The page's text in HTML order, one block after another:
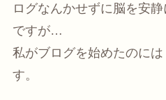
ログなんかせずに脳を安
ですが…
私がブログを始めたのに
す。